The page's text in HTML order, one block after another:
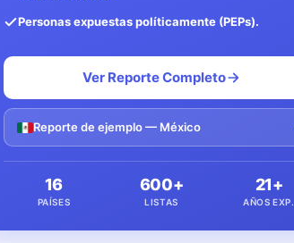
Personas expuestas políticamente (PEPs).
Ver Reporte Completo
Reporte de ejemplo — México
16
PAÍSES
600+
LISTAS
21+
AÑOS EXP.